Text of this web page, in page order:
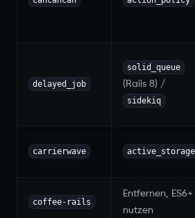
delayed_job
solid_queue
(Rails 8) /
sidekiq
carrierwave active_storage
coffee-rails
Entfernen, ES6+
nutzen